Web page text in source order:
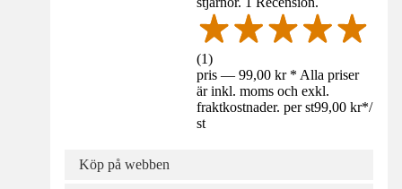
(1)
pris — 99,00 kr * Alla priser
är inkl. moms och exkl.
fraktkostnader. per st99,00 kr*/
st
Köp på webben